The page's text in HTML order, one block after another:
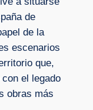
de
de la
escenarios
que,
el legado
obras más